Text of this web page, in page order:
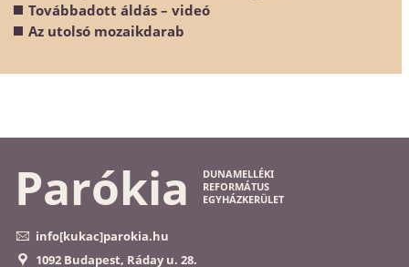
Továbbadott áldás – videó
Az utolsó mozaikdarab
Parókia
DUNAMELLÉKI
REFORMÁTUS
EGYHÁZKERÜLET
info[kukac]parokia.hu
1092 Budapest, Ráday u. 28.